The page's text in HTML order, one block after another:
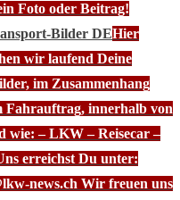
Foto oder Beitrag!
Bilder DEHier
wir laufend Deine
im Zusammenhang
Fahrauftrag, innerhalb von
wie: – LKW – Reisecar –
erreichst Du unter:
news.ch Wir freuen uns